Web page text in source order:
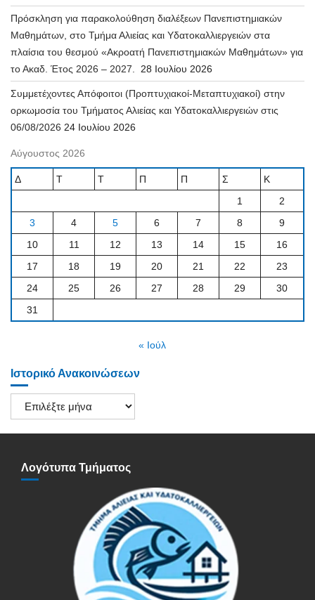
Πρόσκληση για παρακολούθηση διαλέξεων Πανεπιστημιακών
Μαθημάτων, στο Τμήμα Αλιείας και Υδατοκαλλιεργειών στα
πλαίσια του θεσμού «Ακροατή Πανεπιστημιακών Μαθημάτων» για
το Ακαδ. Έτος 2026 – 2027.
28 Ιουλίου 2026
Συμμετέχοντες Απόφοιτοι (Προπτυχιακοί-Μεταπτυχιακοί) στην
ορκωμοσία του Τμήματος Αλιείας και Υδατοκαλλιεργειών στις
06/08/2026 24 Ιουλίου 2026
Αύγουστος 2026
Δ Τ Τ Π Π Σ
Κ
1
2
3
4 5 6 7 8
9
10
11 12 13 14 15
16
17
18 19 20 21 22
23
24
25 26 27 28 29
30
31
« Ιούλ
Ιστορικό Ανακοινώσεων
Ιστορικό
Ανακοινώσεων
Λογότυπα Τμήματος